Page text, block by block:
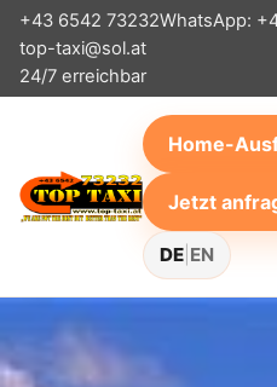
+43 6542 73232WhatsApp:
top-taxi@sol.at
24/7 erreichbar
Home-
Jetzt
DE EN